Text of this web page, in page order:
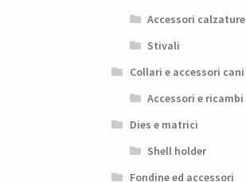
Accessori calzature
Stivali
Collari e accessori cani
Accessori e ricambi
Dies e matrici
Shell holder
Fondine ed accessori